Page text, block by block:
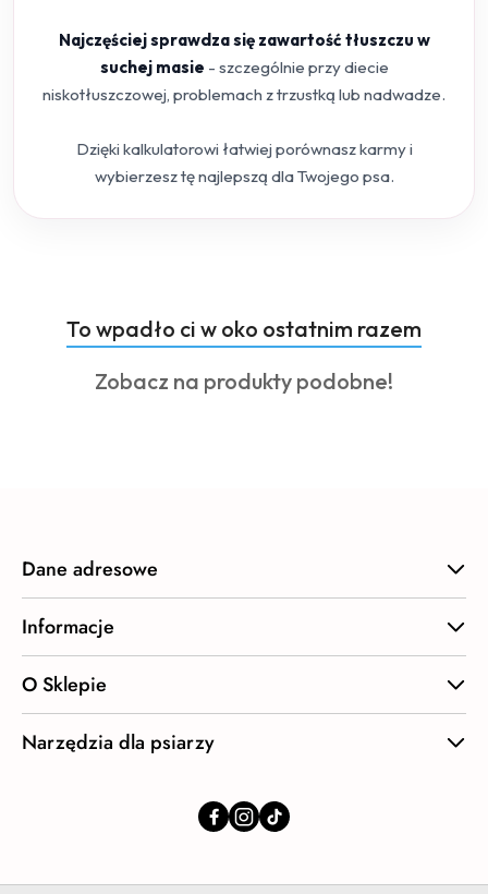
Najczęściej sprawdza się zawartość tłuszczu w
suchej masie - szczególnie przy diecie
niskotłuszczowej, problemach z trzustką lub nadwadze.
Dzięki kalkulatorowi łatwiej porównasz karmy i
wybierzesz tę najlepszą dla Twojego psa.
Pomiń karuzelę produktów
Produkty
o
statusie:
To wpadło ci w oko ostatnim razem
Produkty
Zobacz na produkty podobne!
Dane adresowe
Informacje
O Sklepie
Narzędzia dla psiarzy